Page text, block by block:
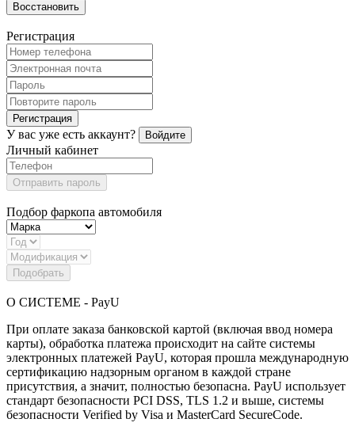
Восстановить
Регистрация
Регистрация
У вас уже есть аккаунт? Войдите
Личный кабинет
Отправить пароль
Подбор фаркопа автомобиля
Подобрать
О СИСТЕМЕ - PayU
При оплате заказа банковской картой (включая ввод номера
карты), обработка платежа происходит на сайте системы
электронных платежей PayU, которая прошла международную
сертификацию надзорным органом в каждой стране
присутствия, а значит, полностью безопасна. PayU использует
стандарт безопасности PCI DSS, TLS 1.2 и выше, системы
безопасности Verified by Visa и MasterCard SecureCode.